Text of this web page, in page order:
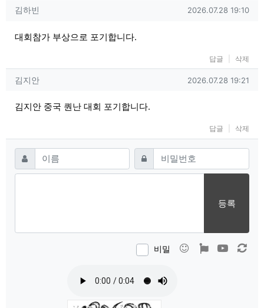
김하빈님의 댓글
김하빈 작성일
2026.07.28 19:10
대회참가 부상으로 포기합니다.
답글 삭제
김지안님의 댓글
김지안 작성일
2026.07.28 19:21
김지안 중국 퀀난 대회 포기합니다.
답글 삭제
댓글쓰기
이름 필수 비밀번호필수
등록
비밀 이모티콘폰트어썸
동영상